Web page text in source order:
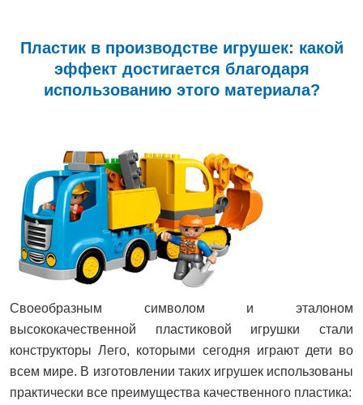
Пластик в производстве игрушек: какой
эффект достигается благодаря
использованию этого материала?
Своеобразным символом и эталоном
высококачественной пластиковой игрушки стали
конструкторы Лего, которыми сегодня играют дети во
всем мире. В изготовлении таких игрушек использованы
практически все преимущества качественного пластика: